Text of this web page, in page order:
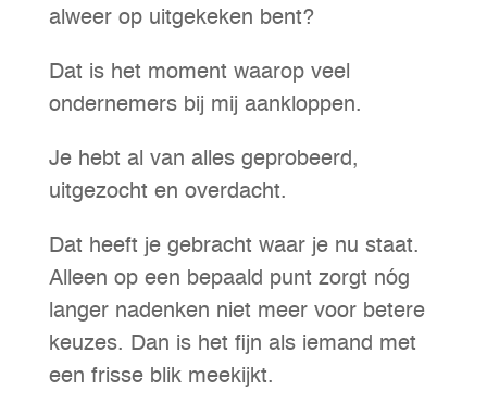
alweer op uitgekeken bent?
Dat is het moment waarop veel
ondernemers bij mij aankloppen.
Je hebt al van alles geprobeerd,
uitgezocht en overdacht.
Dat heeft je gebracht waar je nu staat.
Alleen op een bepaald punt zorgt nóg
langer nadenken niet meer voor betere
keuzes. Dan is het fijn als iemand met
een frisse blik meekijkt.